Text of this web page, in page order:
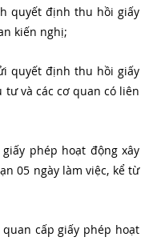
quyết định thu hồi giấy
kiến nghị;
quyết định thu hồi giấy
và các cơ quan có liên
phép hoạt động xây
05 ngày làm việc, kể từ
cấp giấy phép hoạt